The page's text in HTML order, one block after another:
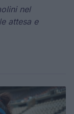
nel
attesa e